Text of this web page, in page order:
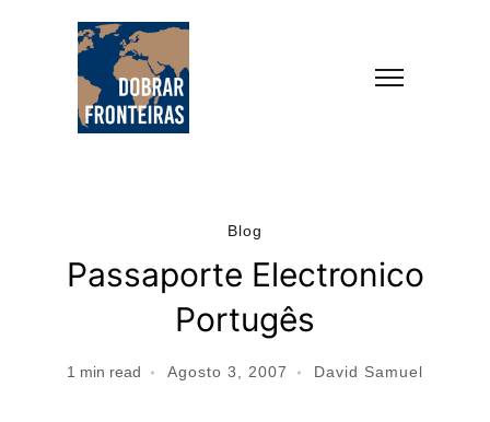
Blog
Passaporte Electronico
Portugês
1 min read Agosto 3, 2007 David Samuel